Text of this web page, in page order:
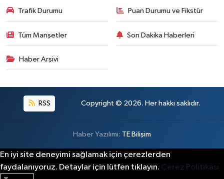
Trafik Durumu Puan Durumu ve Fikstür
Tüm Manşetler Son Dakika Haberleri
Haber Arşivi
RSS Copyright © 2026. Her hakkı saklıdır.
Haber Yazılımı: TE Bilişim
En iyi site deneyimi sağlamak için çerezlerden
faydalanıyoruz. Detaylar için lütfen tıklayın. Çerez Politikası